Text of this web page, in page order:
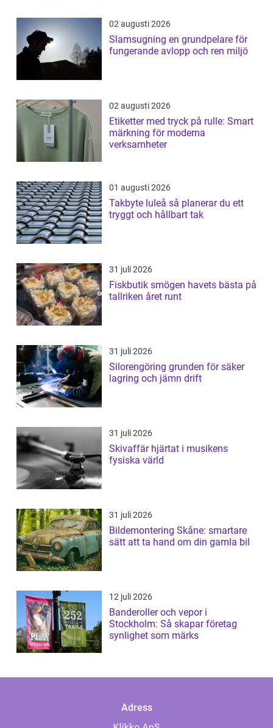
02 augusti 2026
Slamsugning en grundpelare för
fungerande avlopp och ren miljö
02 augusti 2026
Etiketter med tryck på rulle: Smart
märkning för moderna
verksamheter
01 augusti 2026
Takbyte luleå så planerar du ett
tryggt och hållbart tak
31 juli 2026
Fiskbutik smögen havets bästa på
tallriken året runt
31 juli 2026
Silorengöring grunden för säker
lagring och jämn drift
31 juli 2026
Skivaffär hjärtat i musikens
fysiska värld
31 juli 2026
Bildemontering Skåne: smartare
sätt att ta hand om din gamla bil
12 juli 2026
Banderoller och vepor i
Stockholm: Så skapar företag
synlighet som märks
Adress